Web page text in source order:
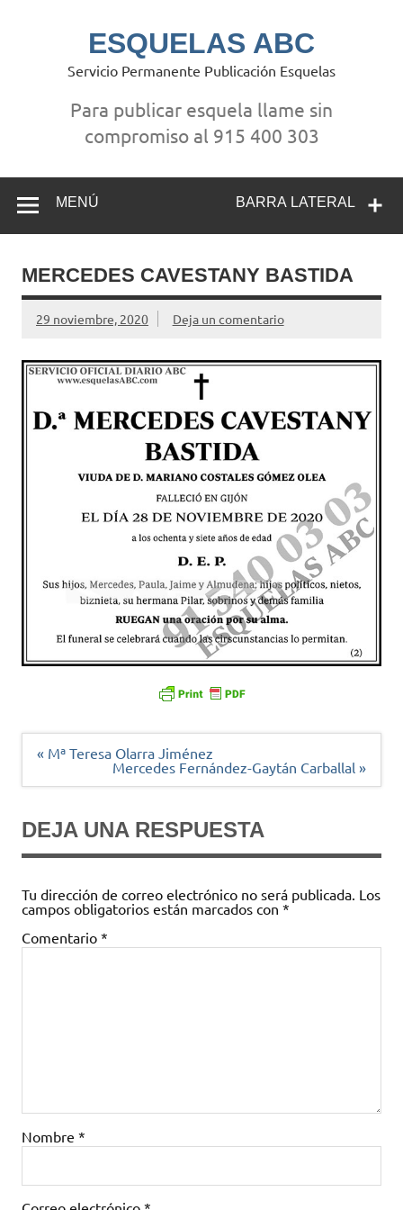
ESQUELAS ABC
Servicio Permanente Publicación Esquelas
Para publicar esquela llame sin
compromiso al 915 400 303
BARRA LATERAL
MENÚ
MERCEDES CAVESTANY BASTIDA
29 noviembre, 2020 Deja un comentario
Navegación
« Mª Teresa Olarra Jiménez
Mercedes Fernández-Gaytán Carballal »
DEJA UNA RESPUESTA
Tu dirección de correo electrónico no será publicada. Los
campos obligatorios están marcados con *
Comentario *
Nombre *